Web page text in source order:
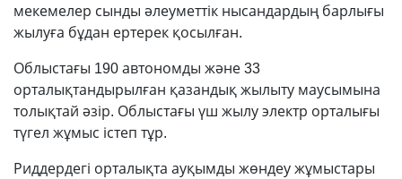
мекемелер сынды әлеуметтік нысандардың барлығы
жылуға бұдан ертерек қосылған.
Облыстағы 190 автономды және 33
орталықтандырылған қазандық жылыту маусымына
толықтай әзір. Облыстағы үш жылу электр орталығы
түгел жұмыс істеп тұр.
Риддердегі орталықта ауқымды жөндеу жұмыстары